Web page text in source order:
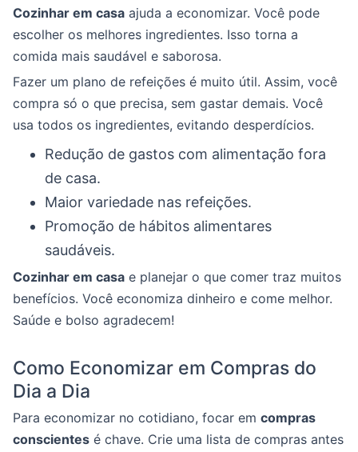
Cozinhar em casa ajuda a economizar. Você pode
escolher os melhores ingredientes. Isso torna a
comida mais saudável e saborosa.
Fazer um plano de refeições é muito útil. Assim, você
compra só o que precisa, sem gastar demais. Você
usa todos os ingredientes, evitando desperdícios.
Redução de gastos com alimentação fora
de casa.
Maior variedade nas refeições.
Promoção de hábitos alimentares
saudáveis.
Cozinhar em casa e planejar o que comer traz muitos
benefícios. Você economiza dinheiro e come melhor.
Saúde e bolso agradecem!
Como Economizar em Compras do
Dia a Dia
Para economizar no cotidiano, focar em compras
conscientes é chave. Crie uma lista de compras antes